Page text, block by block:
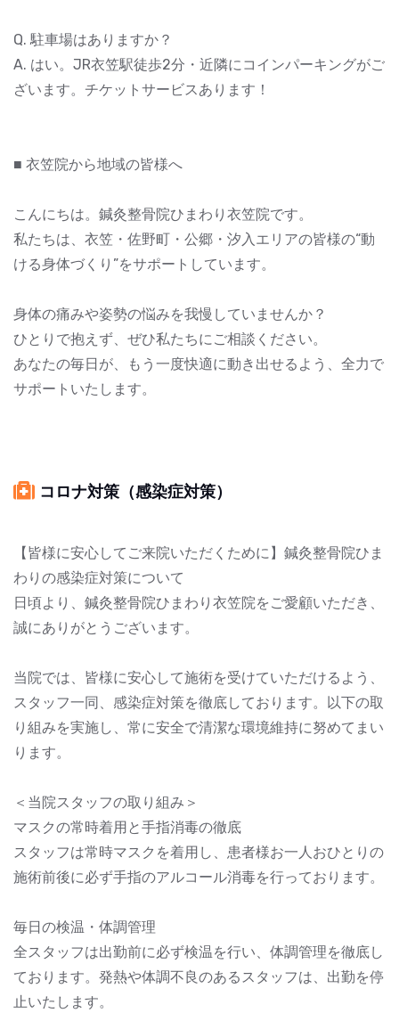
Q. 駐車場はありますか？
A. はい。JR衣笠駅徒歩2分・近隣にコインパーキングがご
ざいます。チケットサービスあります！
■ 衣笠院から地域の皆様へ
こんにちは。鍼灸整骨院ひまわり衣笠院です。
私たちは、衣笠・佐野町・公郷・汐入エリアの皆様の“動
ける身体づくり”をサポートしています。
身体の痛みや姿勢の悩みを我慢していませんか？
ひとりで抱えず、ぜひ私たちにご相談ください。
あなたの毎日が、もう一度快適に動き出せるよう、全力で
サポートいたします。
コロナ対策（感染症対策）
【皆様に安心してご来院いただくために】鍼灸整骨院ひま
わりの感染症対策について
日頃より、鍼灸整骨院ひまわり衣笠院をご愛顧いただき、
誠にありがとうございます。
当院では、皆様に安心して施術を受けていただけるよう、
スタッフ一同、感染症対策を徹底しております。以下の取
り組みを実施し、常に安全で清潔な環境維持に努めてまい
ります。
＜当院スタッフの取り組み＞
マスクの常時着用と手指消毒の徹底
スタッフは常時マスクを着用し、患者様お一人おひとりの
施術前後に必ず手指のアルコール消毒を行っております。
毎日の検温・体調管理
全スタッフは出勤前に必ず検温を行い、体調管理を徹底し
ております。発熱や体調不良のあるスタッフは、出勤を停
止いたします。